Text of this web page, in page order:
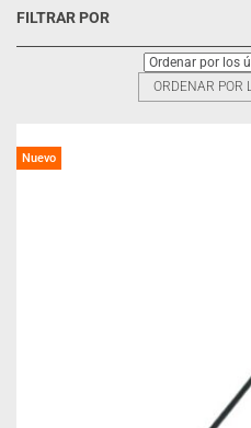
FILTRAR POR
ORDENAR POR
Nuevo